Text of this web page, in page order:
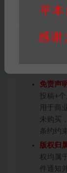
因百度
效链接
免责声
投稿+
用于商
未购买
条约约
版权归
权均属
件通知
平
感谢